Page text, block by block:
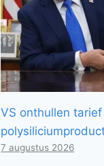
VS onthullen
7 augustus 2026